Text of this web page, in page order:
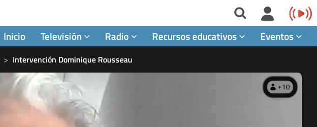
Inicio Televisión Radio Recursos educativos Eventos
Intervención Dominique Rousseau